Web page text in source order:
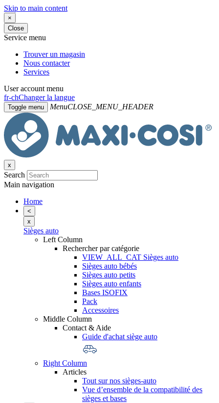
Skip to main content
×
Close
Service menu
Trouver un magasin
Nous contacter
Services
User account menu
fr-chChanger la langue
Toggle menu MenuCLOSE_MENU_HEADER
x
Search
Main navigation
Home
<
x
Sièges auto
Left Column
Rechercher par catégorie
VIEW_ALL_CAT Sièges auto
Sièges auto bébés
Sièges auto petits
Sièges auto enfants
Bases ISOFIX
Pack
Accessoires
Middle Column
Contact & Aide
Guide d'achat siège auto
Right Column
Articles
Tout sur nos sièges-auto
Vue d’ensemble de la compatibilité des
sièges et bases